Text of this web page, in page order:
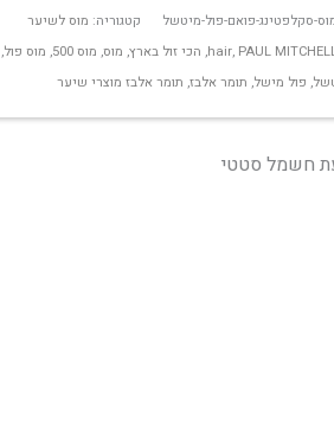
סקלפטינג-פואם-פול-מיטשל קטגוריה: מוס לשיער
hair, PAUL
, הכי זול בארץ, מוס, מוס 500 , מוס פול,
, פול מישל, תומר אלבז, תומר אלבז מוצרי שיער
חשמל סטטי